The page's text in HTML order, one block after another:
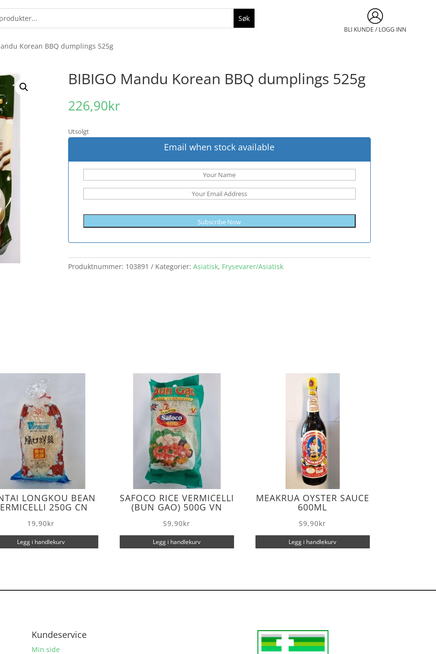
BLI KUNDE / LOGG INN
Korean BBQ dumplings 525g
BIBIGO Mandu Korean BBQ dumplings 525g
226,90kr
Utsolgt
Email when stock available
Subscribe Now
Produktnummer: 103891 Kategorier:Asiatisk, Frysevarer/Asiatisk
LONGKOU BEAN
250G CN
19,90kr
Legg i handlekurv
SAFOCO RICE VERMICELLI
(BUN GAO) 500G VN
59,90kr
Legg i handlekurv
MEAKRUA OYSTER SAUCE
600ML
59,90kr
Legg i handlekurv
Kundeservice
Min side